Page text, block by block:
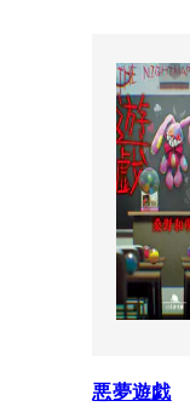
悪夢遊戯